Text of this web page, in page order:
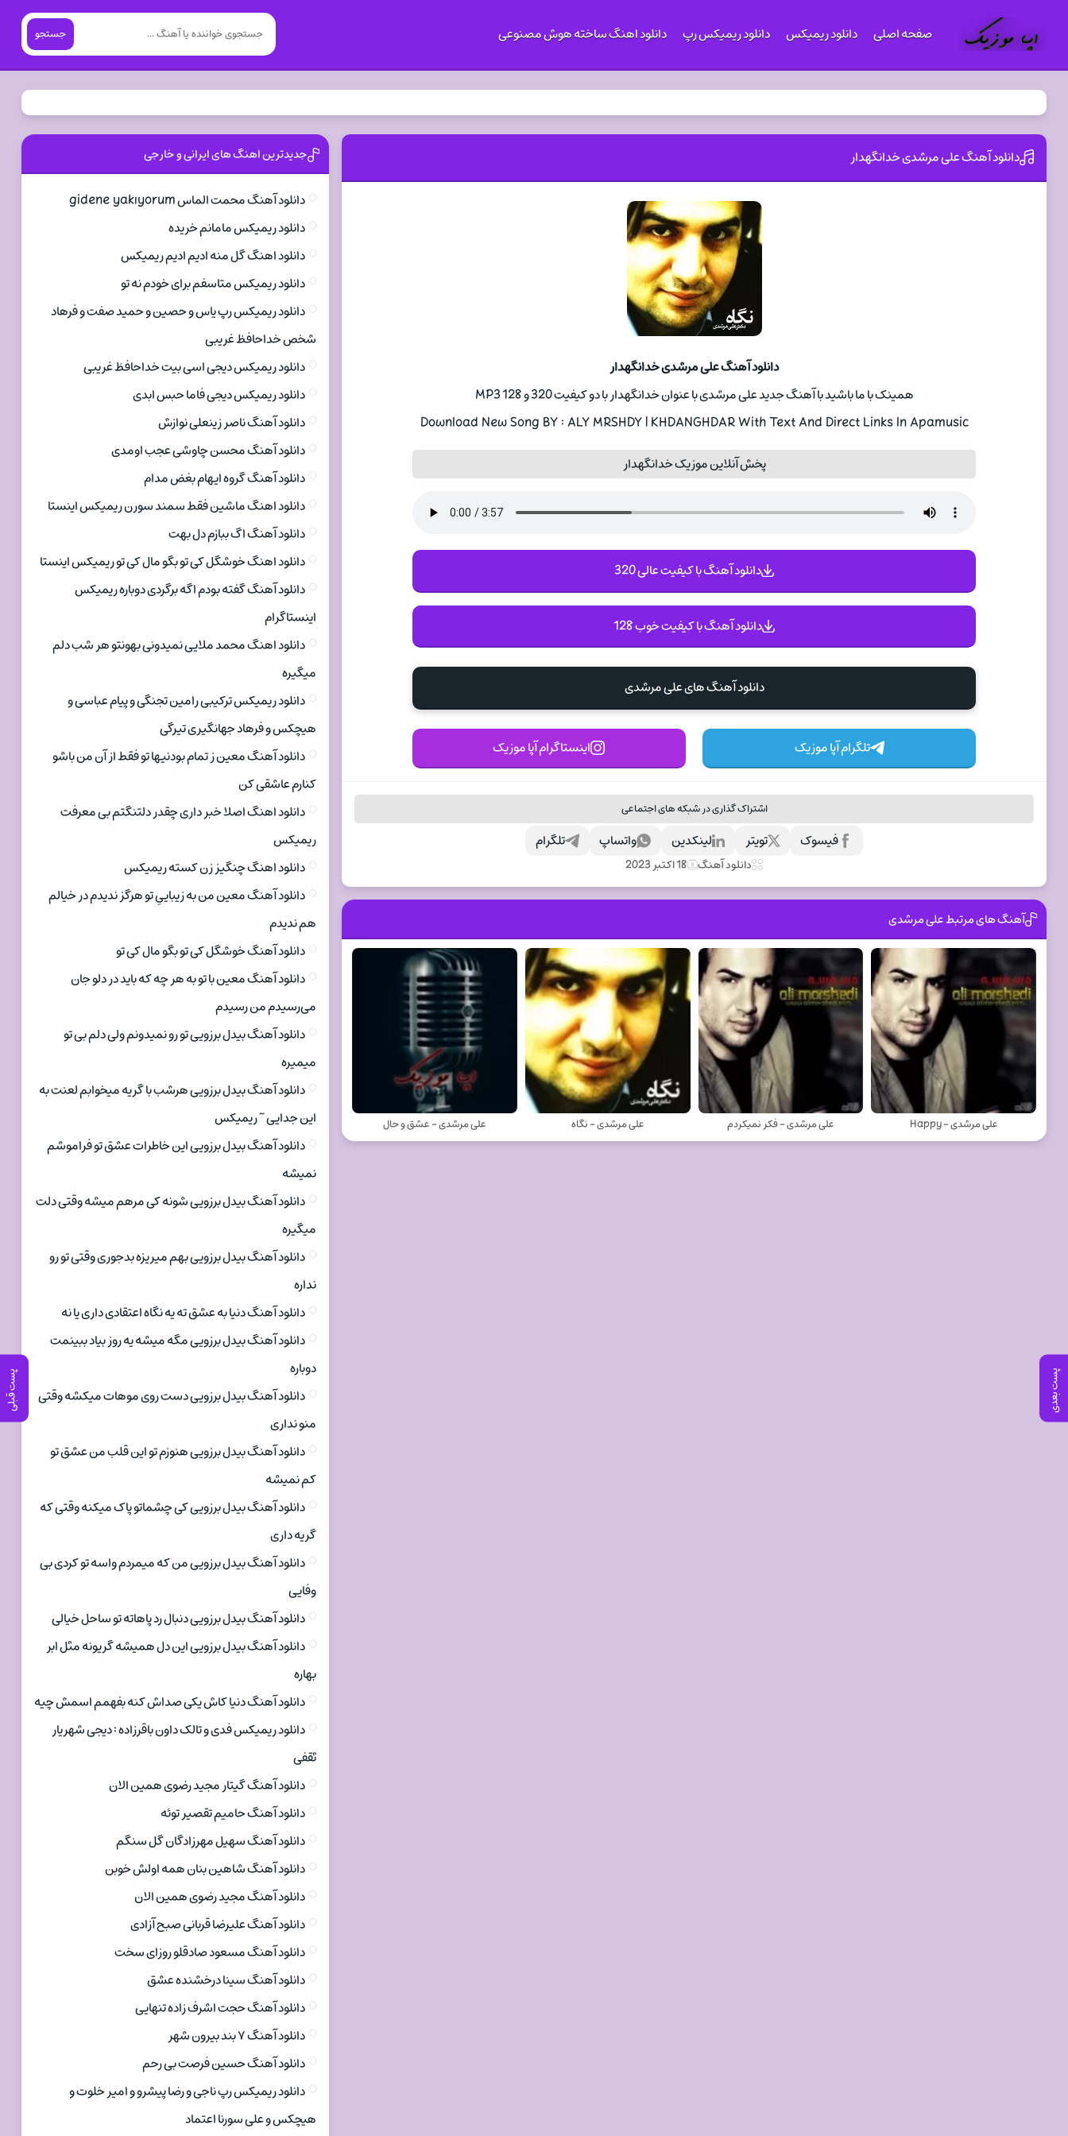
صفحه اصلی دانلود ریمیکس دانلود ریمیکس رپ دانلود اهنگ ساخته هوش مصنوعی جستجو
پست بعدی پست قبلی
دانلود آهنگ علی مرشدی خدانگهدار
دانلود آهنگ علی مرشدی خدانگهدار
همینک با ما باشید با آهنگ جدید علی مرشدی با عنوان خدانگهدار با دو کیفیت 320 و 128 MP3
Download New Song BY : ALY MRSHDY | KHDANGHDAR With Text And Direct Links In Apamusic
پخش آنلاین موزیک خدانگهدار
دانلود آهنگ با کیفیت عالی 320
دانلود آهنگ با کیفیت خوب 128
دانلود آهنگ های علی مرشدی
تلگرام آپا موزیک اینستاگرام آپا موزیک
اشتراک گذاری در شبکه های اجتماعی
تلگرام واتساپ لینکدین تویتر فیسوک
دانلود آهنگ 18 اکتبر 2023
آهنگ های مرتبط علی مرشدی
علی مرشدی - Happy علی مرشدی - فکر نمیکردم علی مرشدی - نگاه علی مرشدی - عشق و حال
جدیدترین اهنگ های ایرانی و خارجی
دانلود آهنگ محمت الماس gidene yakıyorum
دانلود ریمیکس مامانم خریده
دانلود اهنگ گل منه ادیم ادیم ریمیکس
دانلود ریمیکس متاسفم برای خودم نه تو
دانلود ریمیکس رپ یاس و حصین و حمید صفت و فرهاد
شخص خداحافظ غریبی
دانلود ریمیکس دیجی اسی بیت خداحافظ غریبی
دانلود ریمیکس دیجی فاما حبس ابدی
دانلود آهنگ ناصر زینعلی نوازش
دانلود آهنگ محسن چاوشی عجب اومدی
دانلود آهنگ گروه ایهام بغض مدام
دانلود اهنگ ماشین فقط سمند سورن ریمیکس اینستا
دانلود آهنگ اگ ببازم دل بهت
دانلود اهنگ خوشگل کی تو بگو مال کی تو ریمیکس اینستا
دانلود آهنگ گفته بودم اگه برگردی دوباره ریمیکس
اینستاگرام
دانلود اهنگ محمد ملایی نمیدونی بهونتو هر شب دلم
میگیره
دانلود ریمیکس ترکیبی رامین تجنگی و پیام عباسی و
هیچکس و فرهاد جهانگیری تیرگی
دانلود آهنگ معین ز تمام بودنیها تو فقط از آن من باشو
کنارم عاشقی کن
دانلود اهنگ اصلا خبر داری چقدر دلتنگتم بی معرفت
ریمیکس
دانلود اهنگ چنگیز زن کسته ریمیکس
دانلود آهنگ معین من به زیباییِ تو هرگز ندیدم در خیالم
هم ندیدم
دانلود آهنگ خوشگل کی تو بگو مال کی تو
دانلود آهنگ معین با تو به هر چه که باید در دلو جان
می‌رسیدم من رسیدم
دانلود آهنگ بیدل برزویی تو رو نمیدونم ولی دلم بی تو
میمیره
دانلود آهنگ بیدل برزویی هرشب با گریه میخوابم لعنت به
این جدایی ~ ریمیکس
دانلود آهنگ بیدل برزویی این خاطرات عشق تو فراموشم
نمیشه
دانلود آهنگ بیدل برزویی شونه کی مرهم میشه وقتی دلت
میگیره
دانلود آهنگ بیدل برزویی بهم میریزه بدجوری وقتی تو رو
نداره
دانلود آهنگ دنیا به عشق ته یه نگاه اعتقادی داری یا نه
دانلود آهنگ بیدل برزویی مگه میشه یه روز بیاد ببینمت
دوباره
دانلود آهنگ بیدل برزویی دست روی موهات میکشه وقتی
منو نداری
دانلود آهنگ بیدل برزویی هنوزم تو این قلب من عشق تو
کم نمیشه
دانلود آهنگ بیدل برزویی کی چشماتو پاک میکنه وقتی که
گریه داری
دانلود آهنگ بیدل برزویی من که میمردم واسه تو کردی بی
وفایی
دانلود آهنگ بیدل برزویی دنبال رد پاهاته تو ساحل خیالی
دانلود آهنگ بیدل برزویی این دل همیشه گریونه مثل ابر
بهاره
دانلود آهنگ دنیا کاش یکی صداش کنه بفهمم اسمش چیه
دانلود ریمیکس فدی و تالک داون باقرزاده : دیجی شهریار
ثقفی
دانلود آهنگ گیتار مجید رضوی همین الان
دانلود آهنگ حامیم تقصیر توئه
دانلود آهنگ سهیل مهرزادگان گل سنگم
دانلود آهنگ شاهین بنان همه اولش خوبن
دانلود آهنگ مجید رضوی همین الان
دانلود آهنگ علیرضا قربانی صبح آزادی
دانلود آهنگ مسعود صادقلو روزای سخت
دانلود آهنگ سینا درخشنده عشق
دانلود آهنگ حجت اشرف زاده تنهایی
دانلود آهنگ ۷ بند بیرون شهر
دانلود آهنگ حسین فرصت بی رحم
دانلود ریمیکس رپ ناجی و رضا پیشرو و امیر خلوت و
هیچکس و علی سورنا اعتماد